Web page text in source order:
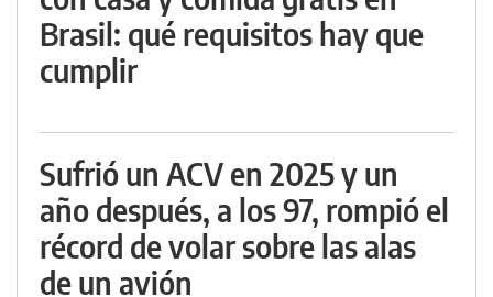
Brasil: qué requisitos hay que
cumplir
Sufrió un ACV en 2025 y un
año después, a los 97, rompió el
récord de volar sobre las alas
de un avión